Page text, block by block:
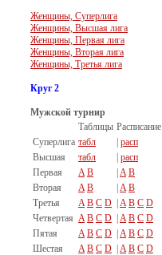
Женщины, Суперлига
Женщины, Высшая лига
Женщины, Первая лига
Женщины, Вторая лига
Женщины, Третья лига
Круг 2
Мужской турнир
Таблицы Расписание
Суперлига табл
расп
Высшая
табл
расп
Первая
A B A B
Вторая
A B A B
Третья
A B C D A B C D
Четвертая A B C D A B C D
Пятая
A B C D A B C D
Шестая
A B C D A B C D